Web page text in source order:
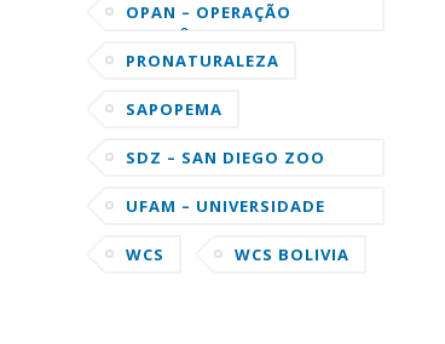
UNIVERSIDAD DE CORNELL
OPAN – OPERAÇÃO
AMAZÔNIA NATIVA
PRONATURALEZA
SAPOPEMA
SDZ – SAN DIEGO ZOO
UFAM – UNIVERSIDADE
WCS
WCS BOLIVIA